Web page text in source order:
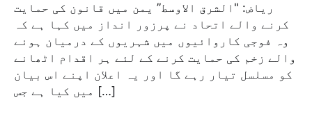
ریاض: "الشرق الاوسط” یمن میں قانون کی حمایت
کرنے والے اتحاد نے پرزور انداز میں کہا ہے کہ
وہ فوجی کاروائیوں میں شہریوں کے درمیان ہونے
والے زخم کی حمایت کرنے کے لئے ہر اقدام اٹھانے
کو مسلسل تیار رہے گا اور یہ اعلان اپنے اس بیان
میں کیا ہے جس […]